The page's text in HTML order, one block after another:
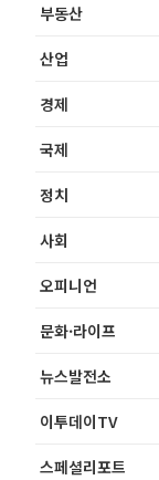
부동산
산업
경제
국제
정치
사회
오피니언
문화·라이프
뉴스발전소
이투데이TV
스페셜리포트